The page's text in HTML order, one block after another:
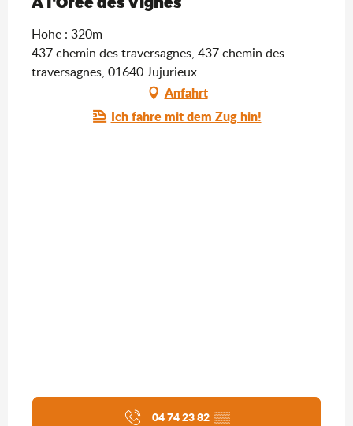
Höhe : 320m
437 chemin des traversagnes, 437 chemin des
traversagnes, 01640 Jujurieux
Anfahrt
Ich fahre mit dem Zug hin!
04 74 23 82 ▒▒